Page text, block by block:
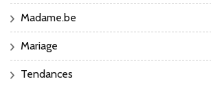
Madame.be
Mariage
Tendances